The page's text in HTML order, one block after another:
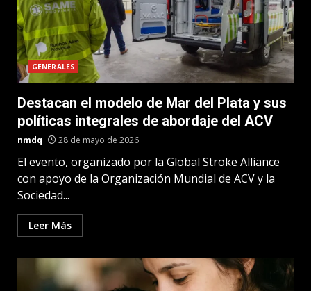
GENERALES
Destacan el modelo de Mar del Plata y sus
políticas integrales de abordaje del ACV
nmdq 28 de mayo de 2026
El evento, organizado por la Global Stroke Alliance
con apoyo de la Organización Mundial de ACV y la
Sociedad...
Leer Más